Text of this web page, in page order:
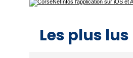
Les plus lus